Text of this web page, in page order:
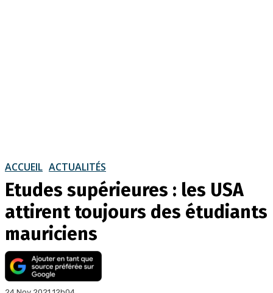
ACCUEIL ACTUALITÉS
Etudes supérieures : les USA
attirent toujours des étudiants
mauriciens